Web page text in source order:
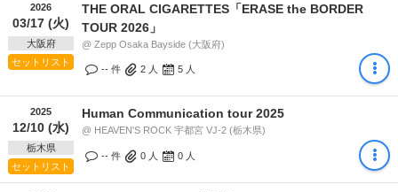
2026
03/17 (火)
大阪府
セットリスト
THE ORAL CIGARETTES「ERASE the BORDER
TOUR 2026」
@ Zepp Osaka Bayside (大阪府)
-- 件 2 人 5 人
2025
12/10 (水)
栃木県
セットリスト
Human Communication tour 2025
@ HEAVEN'S ROCK 宇都宮 VJ-2 (栃木県)
-- 件 0 人 0 人